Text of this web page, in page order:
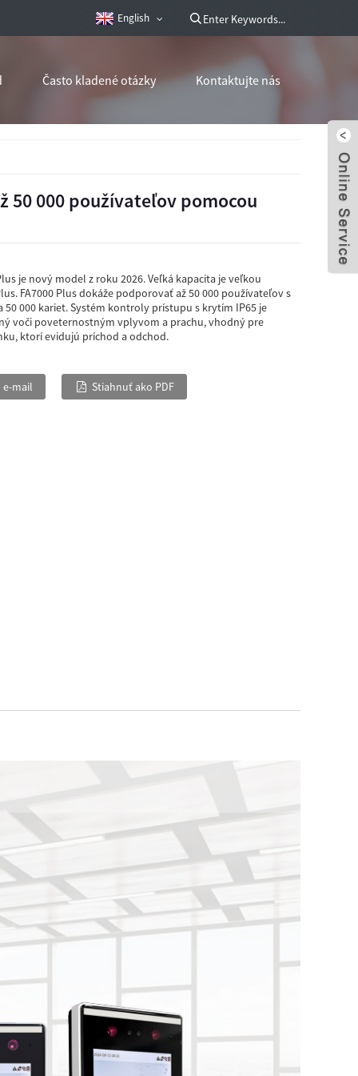
English
Často kladené otázky Kontaktujte nás
000 používateľov pomocou
je nový model z roku 2026. Veľká kapacita je veľkou
FA7000 Plus dokáže podporovať až 50 000 používateľov s
50 000 kariet. Systém kontroly prístupu s krytím IP65 je
voči poveternostným vplyvom a prachu, vhodný pre
ktorí evidujú príchod a odchod.
mail Stiahnuť ako PDF